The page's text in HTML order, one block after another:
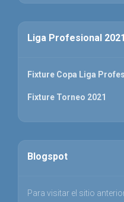
Liga Profesional 2021
Fixture Copa Liga
Fixture Torneo 2021
Blogspot
Para visitar el sitio